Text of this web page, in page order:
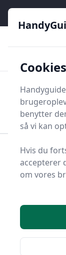
Søg nu
Søg nu
Forside
Diverse
Koblinger
Top
Velkommen
Cookies
benytter
så vi kan
Hvis du
accepterer
om vores